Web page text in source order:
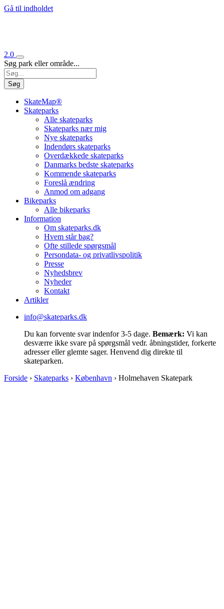
Gå til indholdet
2.0
Søg park eller område...
Søg
SkateMap®
Skateparks
Alle skateparks
Skateparks nær mig
Nye skateparks
Indendørs skateparks
Overdækkede skateparks
Danmarks bedste skateparks
Kommende skateparks
Foreslå ændring
Anmod om adgang
Bikeparks
Alle bikeparks
Information
Om skateparks.dk
Hvem står bag?
Ofte stillede spørgsmål
Persondata- og privatlivspolitik
Presse
Nyhedsbrev
Nyheder
Kontakt
Artikler
info@skateparks.dk
Du kan forvente svar indenfor 3-5 dage. Bemærk: Vi kan
desværre ikke svare på spørgsmål vedr. åbningstider, forkerte
adresser eller glemte sager. Henvend dig direkte til
skateparken.
Forside › Skateparks › København › Holmehaven Skatepark